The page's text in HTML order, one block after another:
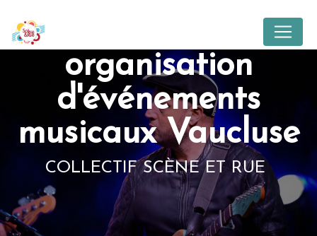
organisation
d'événements
musicaux Vaucluse
COLLECTIF SCÈNE ET RUE